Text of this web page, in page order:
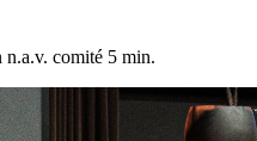
n.a.v. comité 5 min.